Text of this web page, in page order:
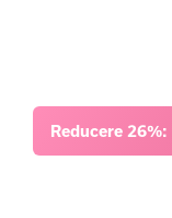
Reducere 26%: